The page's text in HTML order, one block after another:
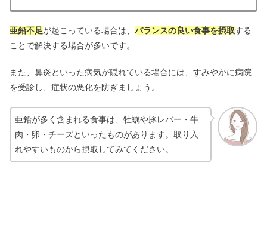
イプサは評判悪い&ニキビが増えた？
合わない人・おすすめの年代
ヴァーナルは最悪？悪い口コミや黒い
噂は嘘！使ってる芸能人も
Nオーガニックの口コミは悪い？シミ
が消えるは嘘なのか【効果】
亜鉛不足が起こっている場合は、 バランスの良い食事を摂取する
ことで解決する場合が多いです。
また、鼻炎といった病気が隠れている場合には、すみやかに病院
を受診し、症状の悪化を防ぎましょう。
亜鉛が多く含まれる食事は、牡蠣や豚レバー・牛
肉・卵・チーズといったものがあります。取り入
れやすいものから摂取してみてください。